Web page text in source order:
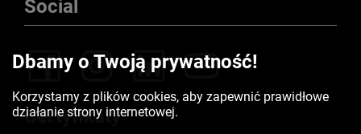
Social
Certyfikaty
Dbamy o Twoją prywatność!
Korzystamy z plików cookies, aby zapewnić prawidłowe
działanie strony internetowej.